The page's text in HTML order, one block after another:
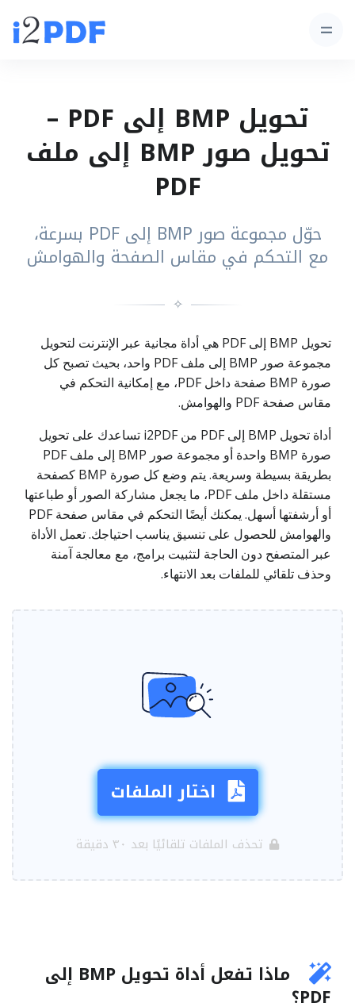
تحويل BMP إلى PDF –
تحويل صور BMP إلى ملف
PDF
حوّل مجموعة صور BMP إلى PDF بسرعة،
مع التحكم في مقاس الصفحة والهوامش
✧
تحويل BMP إلى PDF هي أداة مجانية عبر الإنترنت لتحويل
مجموعة صور BMP إلى ملف PDF واحد، بحيث تصبح كل
صورة BMP صفحة داخل PDF، مع إمكانية التحكم في
مقاس صفحة PDF والهوامش.
أداة تحويل BMP إلى PDF من i2PDF تساعدك على تحويل
صورة BMP واحدة أو مجموعة صور BMP إلى ملف PDF
بطريقة بسيطة وسريعة. يتم وضع كل صورة BMP كصفحة
مستقلة داخل ملف PDF، ما يجعل مشاركة الصور أو طباعتها
أو أرشفتها أسهل. يمكنك أيضًا التحكم في مقاس صفحة PDF
والهوامش للحصول على تنسيق يناسب احتياجك. تعمل الأداة
عبر المتصفح دون الحاجة لتثبيت برامج، مع معالجة آمنة
وحذف تلقائي للملفات بعد الانتهاء.
اختار الملفات
تحذف الملفات تلقائيًا بعد ٣٠ دقيقة
ماذا تفعل أداة تحويل BMP إلى